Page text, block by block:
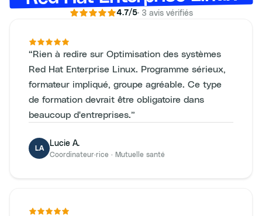
4.7/5· 3 avis vérifiés
“Rien à redire sur Optimisation des systèmes
Red Hat Enterprise Linux. Programme sérieux,
formateur impliqué, groupe agréable. Ce type
de formation devrait être obligatoire dans
beaucoup d'entreprises.”
LA
Lucie A.
Coordinateur·rice · Mutuelle santé